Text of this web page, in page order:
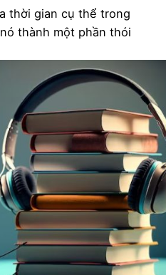
thời gian cụ thể trong
thành một phần thói